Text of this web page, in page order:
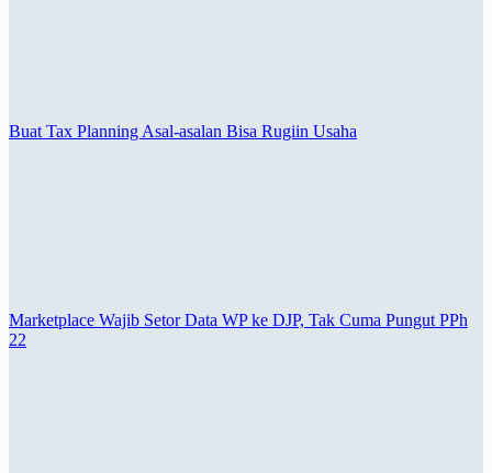
Buat Tax Planning Asal-asalan Bisa Rugiin Usaha
Marketplace Wajib Setor Data WP ke DJP, Tak Cuma Pungut PPh
22